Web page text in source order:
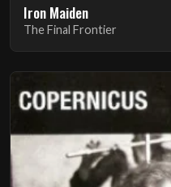
Iron Maiden
The Final Frontier